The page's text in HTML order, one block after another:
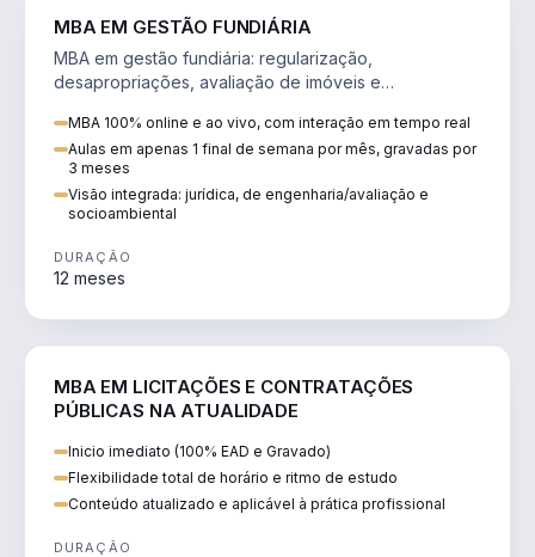
MBA EM GESTÃO FUNDIÁRIA
MBA em gestão fundiária: regularização,
desapropriações, avaliação de imóveis e
MBA 100% online e ao vivo, com interação em tempo real
Aulas em apenas 1 final de semana por mês, gravadas por
3 meses
Visão integrada: jurídica, de engenharia/avaliação e
socioambiental
DURAÇÃO
12 meses
MBA EM LICITAÇÕES E CONTRATAÇÕES
PÚBLICAS NA ATUALIDADE
Inicio imediato (100% EAD e Gravado)
Flexibilidade total de horário e ritmo de estudo
Conteúdo atualizado e aplicável à prática profissional
DURAÇÃO